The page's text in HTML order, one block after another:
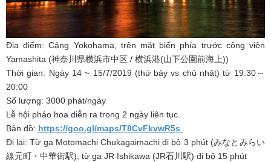
Địa điểm: Cảng Yokohama, trên mặt biển phía trước công viên
Yamashita (神奈川県横浜市中区 / 横浜港(山下公園前海上))
Thời gian: Ngày 14 ~ 15/7/2019 (thứ bảy vs chủ nhật) từ 19:30～
20:00
Số lượng: 3000 phát/ngày
Lễ hội pháo hoa diễn ra trong 2 ngày liên tục.
Bản đồ: https://goo.gl/maps/T8CvFkvwR5s
Đi lại: Từ ga Motomachi Chukagaimachi đi bộ 3 phút (みなとみらい
線元町・中華街駅), từ ga JR Ishikawa (JR石川駅) đi bộ 15 phút